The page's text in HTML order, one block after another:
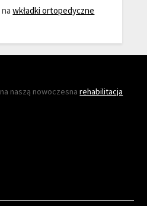
nawkładki ortopedyczne
naszą nowoczesnarehabilitacja